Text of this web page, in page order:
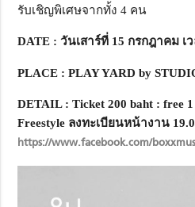
รับเชิญพิเศษจากทั้ง 4 คน
DATE :วันเสาร์ที่ 15 กรกฎาคม เ
PLACE : PLAY YARD by
DETAIL: Ticket200 baht : free
Freestyle ลงทะเบียนหน้างาน
https://www.facebook.com/